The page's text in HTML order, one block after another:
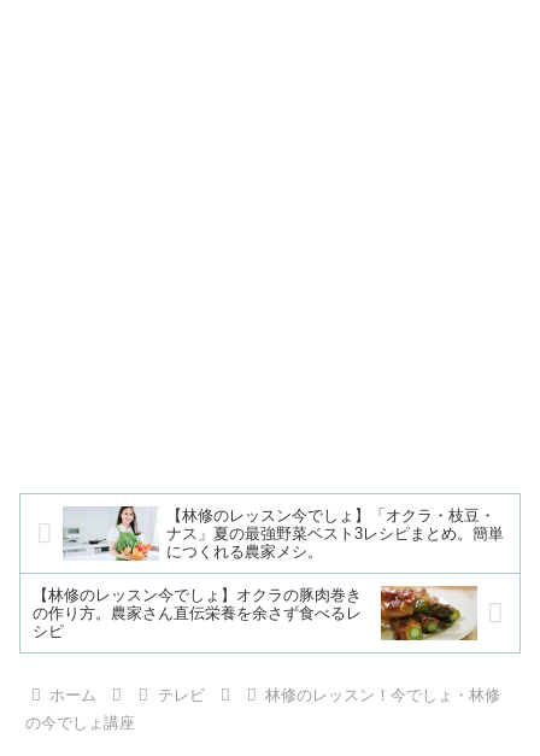
【林修のレッスン今でしょ】「オクラ・枝豆・
ナス」夏の最強野菜ベスト3レシピまとめ。簡単
につくれる農家メシ。
【林修のレッスン今でしょ】オクラの豚肉巻き
の作り方。農家さん直伝栄養を余さず食べるレ
シピ
ホーム テレビ
林修のレッスン！今でしょ・林修
の今でしょ講座